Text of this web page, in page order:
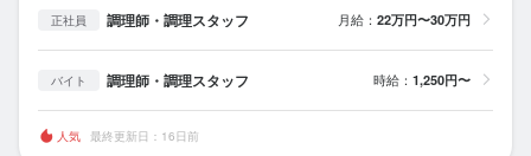
正社員 調理師・調理スタッフ 月給： 22万円〜30万円
バイト 調理師・調理スタッフ 時給： 1,250円〜
人気 最終更新日：16日前